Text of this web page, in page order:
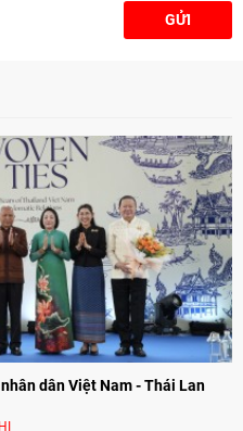
GỬI
dân Việt Nam - Thái Lan